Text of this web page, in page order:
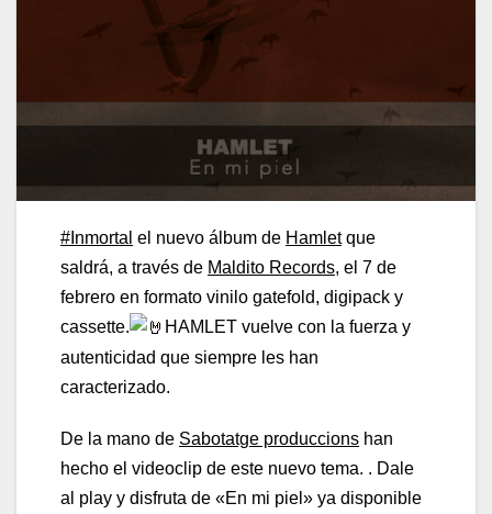
#Inmortal el nuevo álbum de Hamletque
saldrá, a través de Maldito Records, el 7 de
febrero en formato vinilo gatefold, digipack y
cassette.
HAMLET vuelve con la fuerza y
autenticidad que siempre les han
caracterizado.
De la mano de Sabotatge produccions han
hecho el videoclip de este nuevo tema. . Dale
al play y disfruta de «En mi piel» ya disponible